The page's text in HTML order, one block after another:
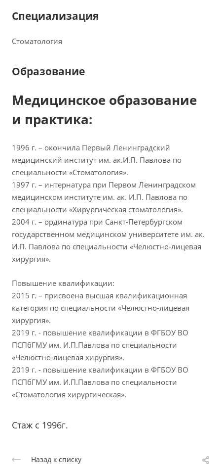
Специализация
Стоматология
Образование
Медицинское образование
и практика:
1996 г. – окончила Первый Ленинградский
медицинский институт им. ак.И.П. Павлова по
специальности «Стоматология».
1997 г. – интернатура при Первом Ленинградском
медицинском институте им. ак. И.П. Павлова по
специальности «Хирургическая стоматология».
2004 г. – ординатура при Санкт-Петербургском
государственном медицинском университете им. ак.
И.П. Павлова по специальности «Челюстно-лицевая
хирургия».
Повышение квалификации:
2015 г. – присвоена высшая квалификационная
категория по специальности «Челюстно-лицевая
хирургия».
2019 г. - повышение квалификации в ФГБОУ ВО
ПСПбГМУ им. И.П.Павлова по специальности
«Челюстно-лицевая хирургия».
2019 г. - повышение квалификации в ФГБОУ ВО
ПСПбГМУ им. И.П.Павлова по специальности
«Стоматология хирургическая».
Стаж с 1996г.
Назад к списку